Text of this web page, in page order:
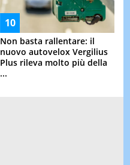
Non basta rallentare: il
nuovo autovelox Vergilius
Plus rileva molto più della
...